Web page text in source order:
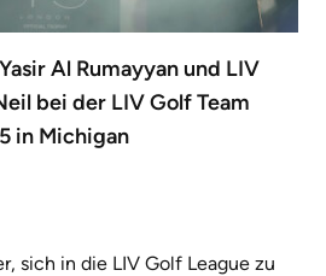
Al Rumayyan und LIV
bei der LIV Golf Team
in Michigan
sich in die LIV Golf League zu